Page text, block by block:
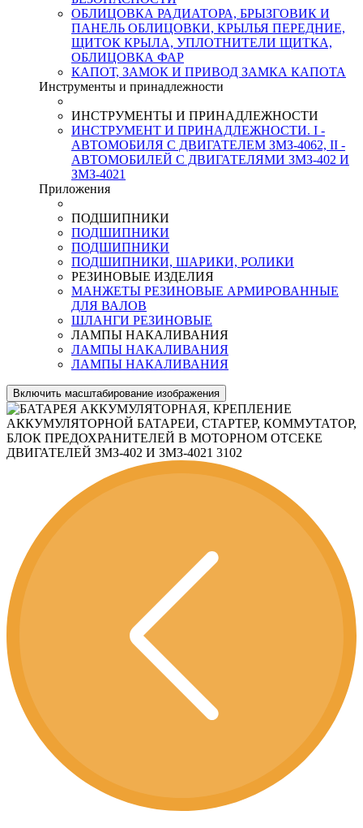
ОБЛИЦОВКА РАДИАТОРА, БРЫЗГОВИК И
ПАНЕЛЬ ОБЛИЦОВКИ, КРЫЛЬЯ ПЕРЕДНИЕ,
ЩИТОК КРЫЛА, УПЛОТНИТЕЛИ ЩИТКА,
ОБЛИЦОВКА ФАР
КАПОТ, ЗАМОК И ПРИВОД ЗАМКА КАПОТА
Инструменты и принадлежности
ИНСТРУМЕНТЫ И ПРИНАДЛЕЖНОСТИ
ИНСТРУМЕНТ И ПРИНАДЛЕЖНОСТИ. I -
АВТОМОБИЛЯ С ДВИГАТЕЛЕМ ЗМЗ-4062, II -
АВТОМОБИЛЕЙ С ДВИГАТЕЛЯМИ ЗМЗ-402 И
ЗМЗ-4021
Приложения
ПОДШИПНИКИ
ПОДШИПНИКИ
ПОДШИПНИКИ
ПОДШИПНИКИ, ШАРИКИ, РОЛИКИ
РЕЗИНОВЫЕ ИЗДЕЛИЯ
МАНЖЕТЫ РЕЗИНОВЫЕ АРМИРОВАННЫЕ
ДЛЯ ВАЛОВ
ШЛАНГИ РЕЗИНОВЫЕ
ЛАМПЫ НАКАЛИВАНИЯ
ЛАМПЫ НАКАЛИВАНИЯ
ЛАМПЫ НАКАЛИВАНИЯ
Включить масштабирование изображения